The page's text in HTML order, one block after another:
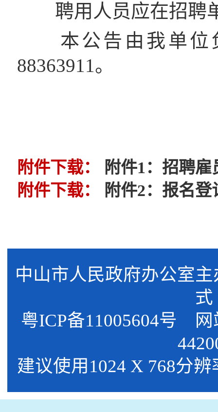
聘用人员应在招聘
本公告由我单位
88363911。
附件下载：
附件1：招聘
附件下载：
附件2：报名登
中山市人民政府办公
式
粤ICP备11005604号 网
建议使用1024 X 768分